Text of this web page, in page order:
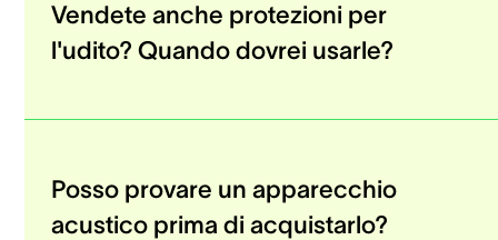
Vendete anche protezioni per
l'udito? Quando dovrei usarle?
Posso provare un apparecchio
acustico prima di acquistarlo?